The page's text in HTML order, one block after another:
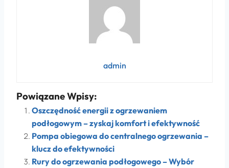
admin
Powiązane Wpisy:
Oszczędność energii z ogrzewaniem
podłogowym – zyskaj komfort i efektywność
Pompa obiegowa do centralnego ogrzewania –
klucz do efektywności
Rury do ogrzewania podłogowego – Wybór